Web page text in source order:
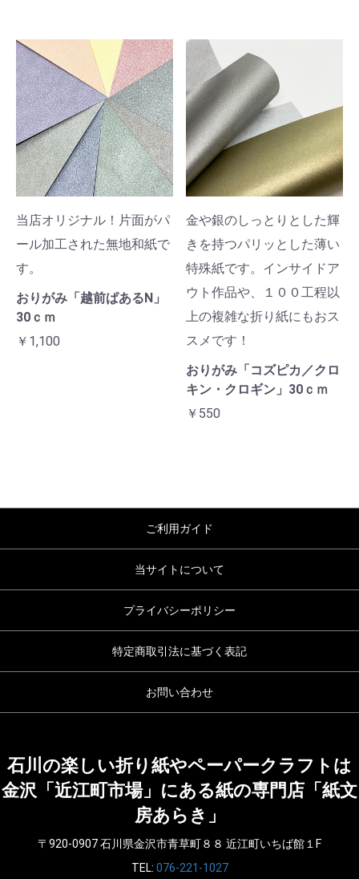
当店オリジナル！片面がパ
ール加工された無地和紙で
す。
おりがみ「越前ぱあるN」
30ｃｍ
￥1,100
金や銀のしっとりとした輝
きを持つパリッとした薄い
特殊紙です。インサイドア
ウト作品や、１００工程以
上の複雑な折り紙にもおス
スメです！
おりがみ「コズピカ／クロ
キン・クロギン」30ｃｍ
￥550
ご利用ガイド
当サイトについて
プライバシーポリシー
特定商取引法に基づく表記
お問い合わせ
石川の楽しい折り紙やペーパークラフトは
金沢「近江町市場」にある紙の専門店「紙文
房あらき」
〒920-0907 石川県金沢市青草町８８ 近江町いちば館１F
TEL: 076-221-1027